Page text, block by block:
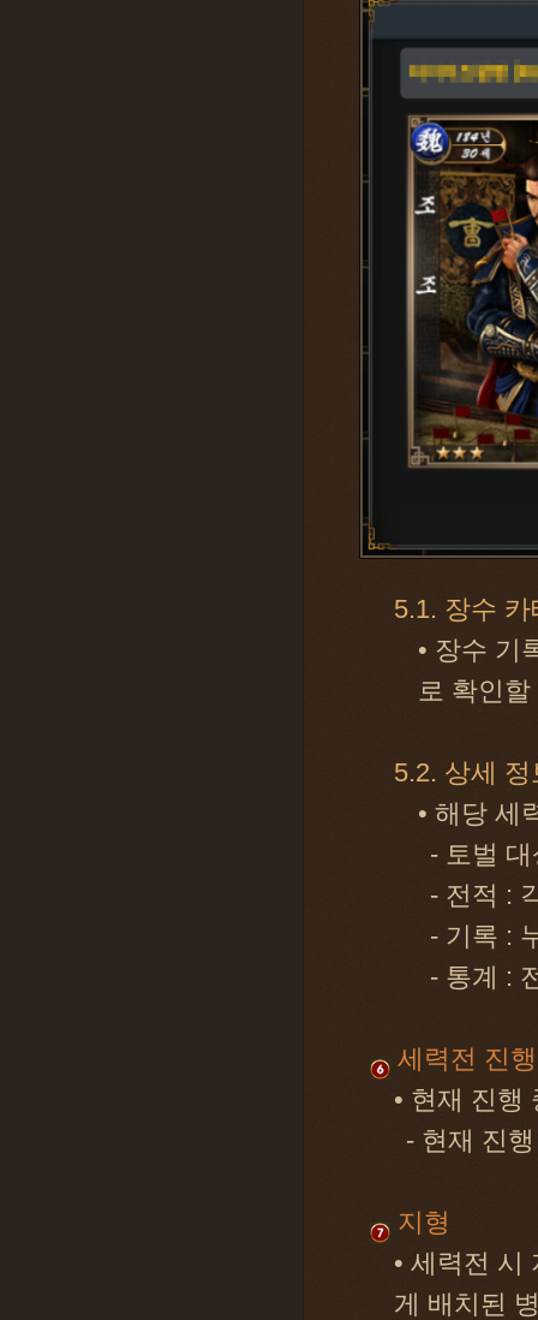
5.1. 장수
• 장수 기
로 확인
5.2. 상세 정
• 해당 세
- 토벌
- 전적 :
- 기록 :
- 통계 :
세력전 진
• 현재 진행
- 현재 진
지형
• 세력전 시
게 배치된